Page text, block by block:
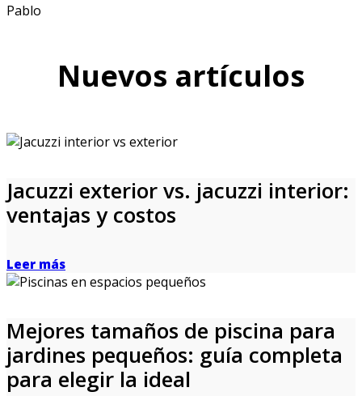
Pablo
Nuevos artículos
Jacuzzi exterior vs. jacuzzi interior:
ventajas y costos
Leer más
Mejores tamaños de piscina para
jardines pequeños: guía completa
para elegir la ideal